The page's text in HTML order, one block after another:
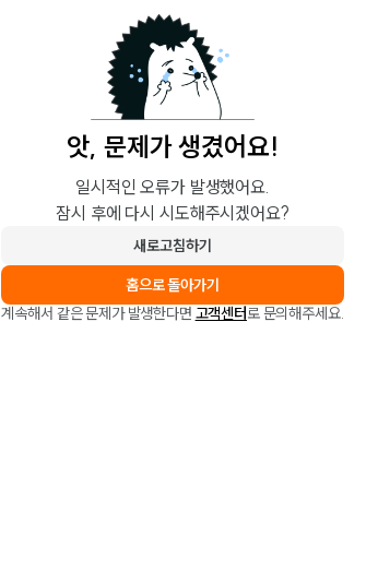
앗, 문제가 생겼어요!
일시적인 오류가 발생했어요.
잠시 후에 다시 시도해주시겠어요?
새로고침하기
홈으로 돌아가기
계속해서 같은 문제가 발생한다면 고객센터로 문의해주세요.